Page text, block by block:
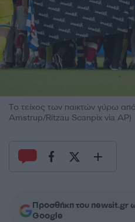
Το τείχος των παικτών γύρω
Amstrup/Ritzau Scanpix via AP)
Προσθήκη του newsit.gr
Google